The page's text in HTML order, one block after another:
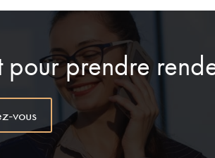
pour prendre
vous